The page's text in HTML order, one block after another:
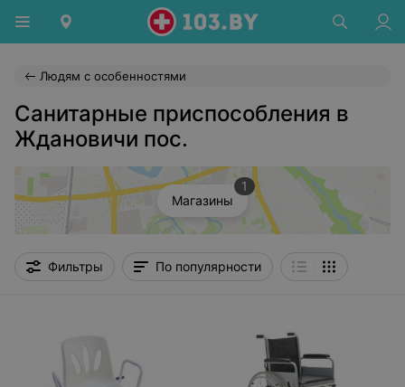
Людям с особенностями
Санитарные приспособления в
Ждановичи пос.
Магазины
1
Фильтры По популярности